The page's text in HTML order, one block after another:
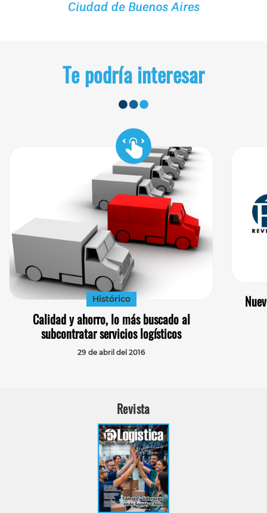
Te podría interesar
Histórico
Calidad y ahorro, lo más buscado al
subcontratar servicios logísticos
29 de abril del 2016
Revista